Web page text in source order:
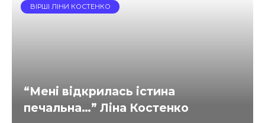
ВІРШІ ЛІНИ КОСТЕНКО
“Мені відкрилась істина
печальна…” Ліна Костенко